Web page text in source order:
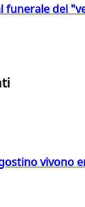
funerale del
vivono